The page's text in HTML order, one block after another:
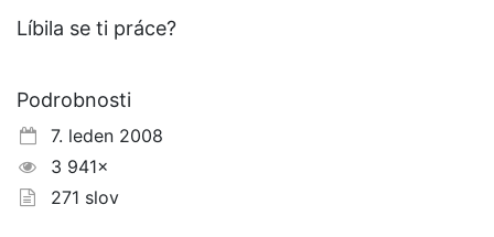
Líbila se ti práce?
Podrobnosti
7. leden 2008
3 941×
271 slov